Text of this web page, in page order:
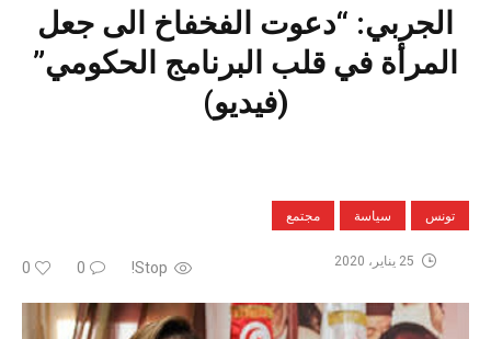
الجربي: “دعوت الفخفاخ الى جعل
المرأة في قلب البرنامج الحكومي”
(فيديو)
تونس سياسة مجتمع
Stop!
0
0 25 يناير، 2020